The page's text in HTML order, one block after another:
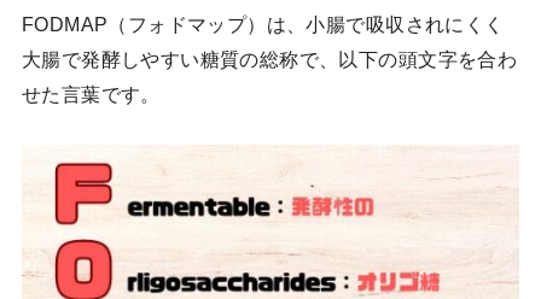
FODMAP（フォドマップ）は、小腸で吸収されにくく
大腸で発酵しやすい糖質の総称で、以下の頭文字を合わ
せた言葉です。